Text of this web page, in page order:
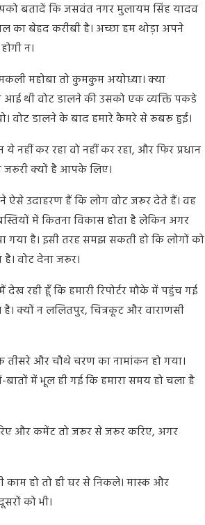
बतादें कि जसवंत नगर मुलायम सिंह यादव
का बेहद करीबी है। अच्छा हम थोड़ा अपने
न।
महोबा तो कुमकुम अयोध्या। क्या
आई थी वोट डालने की उसको एक व्यक्ति पकडे
वोट डालने के बाद हमारे कैमरे से रूबरू हुईं।
नहीं कर रहा वो नहीं कर रहा, और फिर प्रधान
क्यों है आपके लिए।
ऐसे उदाहरण हैं कि लोग वोट जरूर देते हैं। वह
में कितना विकास होता है लेकिन अगर
गया है। इसी तरह समझ सकती हो कि लोगों को
वोट देना जरूर।
रही हूँ कि हमारी रिपोर्टर मौके में पहुंच गई
क्यों न ललितपुर, चित्रकूट और वाराणसी
तीसरे और चौथे चरण का नामांकन हो गया।
में भूल ही गई कि हमारा समय हो चला है
और कमेंट तो जरूर से जरूर करिए, अगर
काम हो तो ही घर से निकले। मास्क और
को भी।